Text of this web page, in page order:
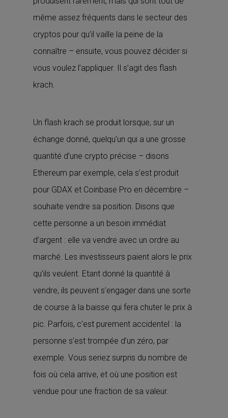
même assez fréquents dans le secteur des
cryptos pour qu’il vaille la peine de la
connaître – ensuite, vous pouvez décider si
vous voulez l’appliquer. Il s’agit des flash
krach.
Un flash krach se produit lorsque, sur un
échange donné, quelqu’un qui a une grosse
quantité d’une crypto précise – disons
Ethereum par exemple, cela s’est produit
pour GDAX et Coinbase Pro en décembre –
souhaite vendre sa position. Disons que
cette personne a un besoin immédiat
d’argent : elle va vendre avec un ordre au
marché. Les investisseurs paient alors le prix
qu’ils veulent. Etant donné la quantité à
vendre, ils peuvent s’engager dans une sorte
de course à la baisse qui fera chuter le prix à
pic. Parfois, c’est purement accidentel : la
personne s’est trompée d’un zéro, par
exemple. Vous seriez surpris du nombre de
fois où cela arrive, et où une position est
vendue pour une fraction de sa valeur.